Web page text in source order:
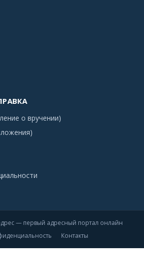
о вручении)
— первый адресный портал онлайн
Контакты